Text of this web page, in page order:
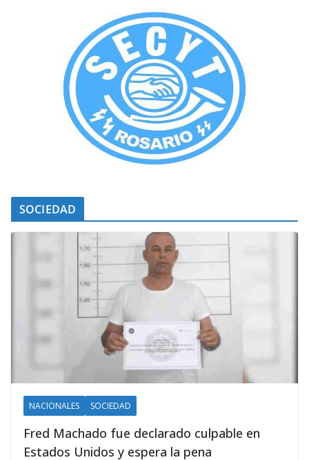
SOCIEDAD
NACIONALES SOCIEDAD
Fred Machado fue declarado culpable en
Estados Unidos y espera la pena